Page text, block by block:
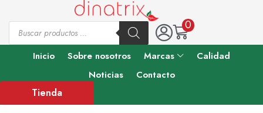
0
Inicio Sobre nosotros Marcas
Calidad
Noticias
Contacto
Tienda